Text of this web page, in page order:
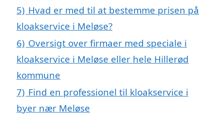
5) Hvad er med til at bestemme prisen på
kloakservice i Meløse?
6) Oversigt over firmaer med speciale i
kloakservice i Meløse eller hele Hillerød
kommune
7) Find en professionel til kloakservice i
byer nær Meløse